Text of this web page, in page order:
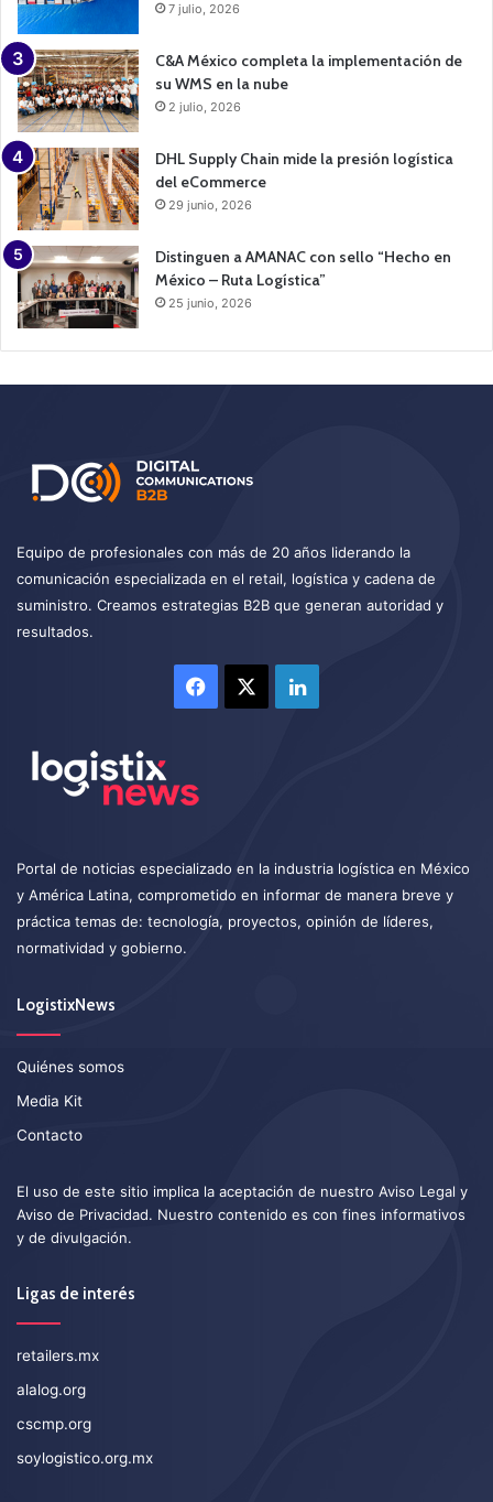
7 julio, 2026
C&A México completa la implementación de
su WMS en la nube
2 julio, 2026
DHL Supply Chain mide la presión logística
del eCommerce
29 junio, 2026
Distinguen a AMANAC con sello “Hecho en
México – Ruta Logística”
25 junio, 2026
Equipo de profesionales con más de 20 años liderando la
comunicación especializada en el retail, logística y cadena de
suministro. Creamos estrategias B2B que generan autoridad y
resultados.
Facebook LinkedIn
Portal de noticias especializado en la industria logística en México
y América Latina, comprometido en informar de manera breve y
práctica temas de: tecnología, proyectos, opinión de líderes,
normatividad y gobierno.
LogistixNews
Quiénes somos
Media Kit
Contacto
El uso de este sitio implica la aceptación de nuestro Aviso Legal y
Aviso de Privacidad. Nuestro contenido es con fines informativos
y de divulgación.
Ligas de interés
retailers.mx
alalog.org
cscmp.org
soylogistico.org.mx